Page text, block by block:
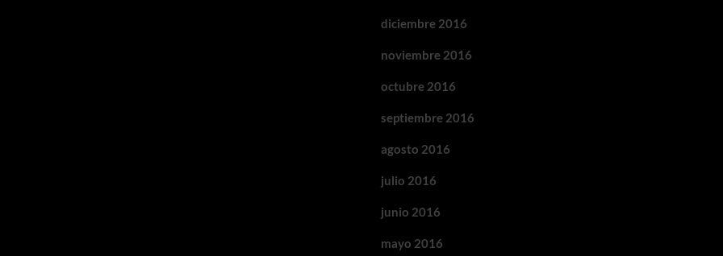
diciembre 2016
noviembre 2016
octubre 2016
septiembre 2016
agosto 2016
julio 2016
junio 2016
mayo 2016